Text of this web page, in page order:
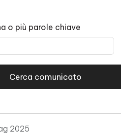
o più parole chiave
2025